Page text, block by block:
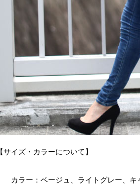
【サイズ・カラーについて】
カラー：ベージュ、ライトグレー、キ